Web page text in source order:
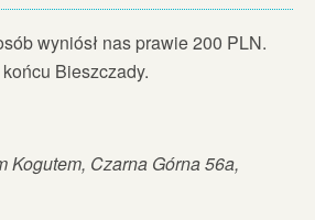
wyniósł nas prawie 200 PLN.
Bieszczady.
Kogutem, Czarna Górna 56a,